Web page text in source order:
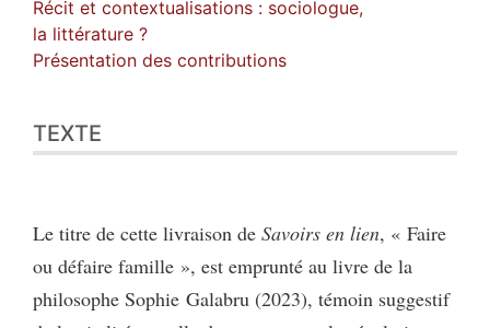
Récit et contextualisations : sociologue,
la littérature ?
Présentation des contributions
TEXTE
Le titre de cette livraison de Savoirs en lien, « Faire
ou défaire famille », est emprunté au livre de la
philosophe Sophie Galabru (2023), témoin suggestif